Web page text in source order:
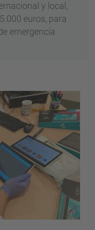
y local,
euros, para
emergencia